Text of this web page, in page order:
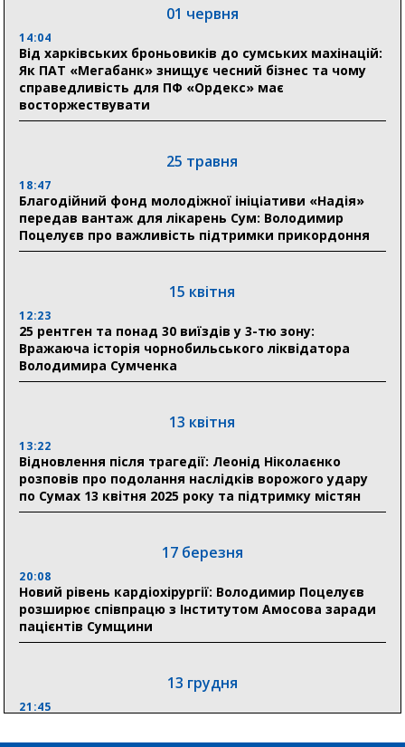
відновлення житла майже на 6,6 млн грн
31 липня
21:01
До 19 400 гривень на паливо: Пенсійний фонд
Сумщини пояснив, як отримати допомогу на зиму
«Укрексімбанк» припиняє виплату пенсій: у
Пенсійному фонді Сумщини пояснили, що робити
людям
11:00
30 липня
19:38
Сумська клінічна лікарня Святого Пантелеймона
Олексій Романько долучився до обговорення Плану
стійкості Сумщини з Прем’єр-міністром
18:11
Місто посилює міжнародну співпрацю: Суми
01 червня
14:04
Від харківських броньовиків до сумських махінацій:
Як ПАТ «Мегабанк» знищує чесний бізнес та чому
справедливість для ПФ «Ордекс» має
восторжествувати
25 травня
18:47
Благодійний фонд молодіжної ініціативи «Надія»
передав вантаж для лікарень Сум: Володимир
Поцелуєв про важливість підтримки прикордоння
15 квітня
12:23
25 рентген та понад 30 виїздів у 3-тю зону:
Вражаюча історія чорнобильського ліквідатора
Володимира Сумченка
13 квітня
13:22
Відновлення після трагедії: Леонід Ніколаєнко
розповів про подолання наслідків ворожого удару
по Сумах 13 квітня 2025 року та підтримку містян
17 березня
20:08
Новий рівень кардіохірургії: Володимир Поцелуєв
розширює співпрацю з Інститутом Амосова заради
пацієнтів Сумщини
13 грудня
21:45
збільшити завантаження стратегічних українських